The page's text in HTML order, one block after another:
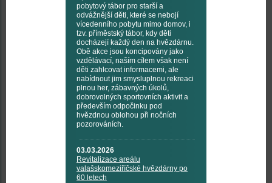
pobytový tábor pro starší a
odvážnější děti, které se nebojí
vícedenního pobytu mimo domov, i
tzv. příměstský tábor, kdy děti
docházejí každý den na hvězdárnu.
Obě akce jsou koncipovány jako
vzdělávací, naším cílem však není
děti zahlcovat informacemi, ale
nabídnout jim smysluplnou rekreaci
plnou her, zábavných úkolů,
dobrovolných sportovních aktivit a
především odpočinku pod
hvězdnou oblohou při nočních
pozorováních.
03.03.2026
Revitalizace areálu
valašskomeziříčské hvězdárny po
60 letech